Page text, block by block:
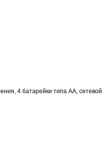
4 батарейки типа АА, сетевой